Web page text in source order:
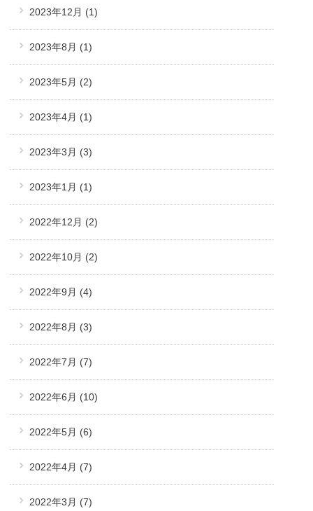
2023年12月 (1)
2023年8月 (1)
2023年5月 (2)
2023年4月 (1)
2023年3月 (3)
2023年1月 (1)
2022年12月 (2)
2022年10月 (2)
2022年9月 (4)
2022年8月 (3)
2022年7月 (7)
2022年6月 (10)
2022年5月 (6)
2022年4月 (7)
2022年3月 (7)